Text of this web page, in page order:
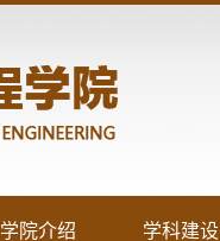
学院介绍 学科建设